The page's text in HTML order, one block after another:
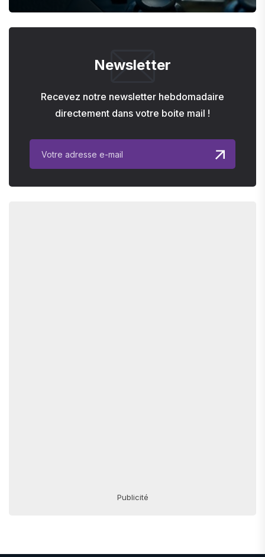
Newsletter
Recevez notre newsletter hebdomadaire
directement dans votre boite mail !
Publicité